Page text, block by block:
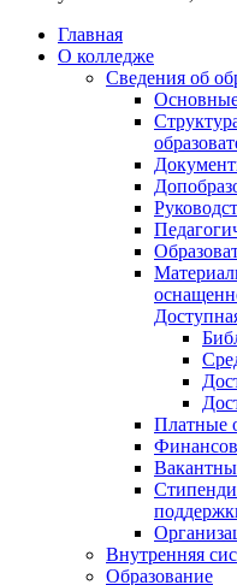
Главная
О колледже
Сведения об
Платные
Внутренняя
Образование